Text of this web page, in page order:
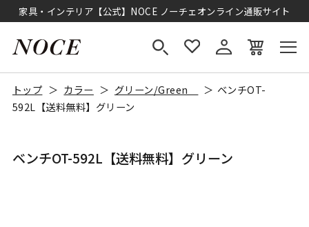
家具・インテリア【公式】NOCE ノーチェオンライン通販サイト
トップ カラー グリーン/Green
ベンチOT-
592L【送料無料】グリーン
ベンチOT-592L【送料無料】グリーン